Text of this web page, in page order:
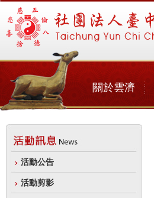
關於雲濟
活動公告
活動剪影